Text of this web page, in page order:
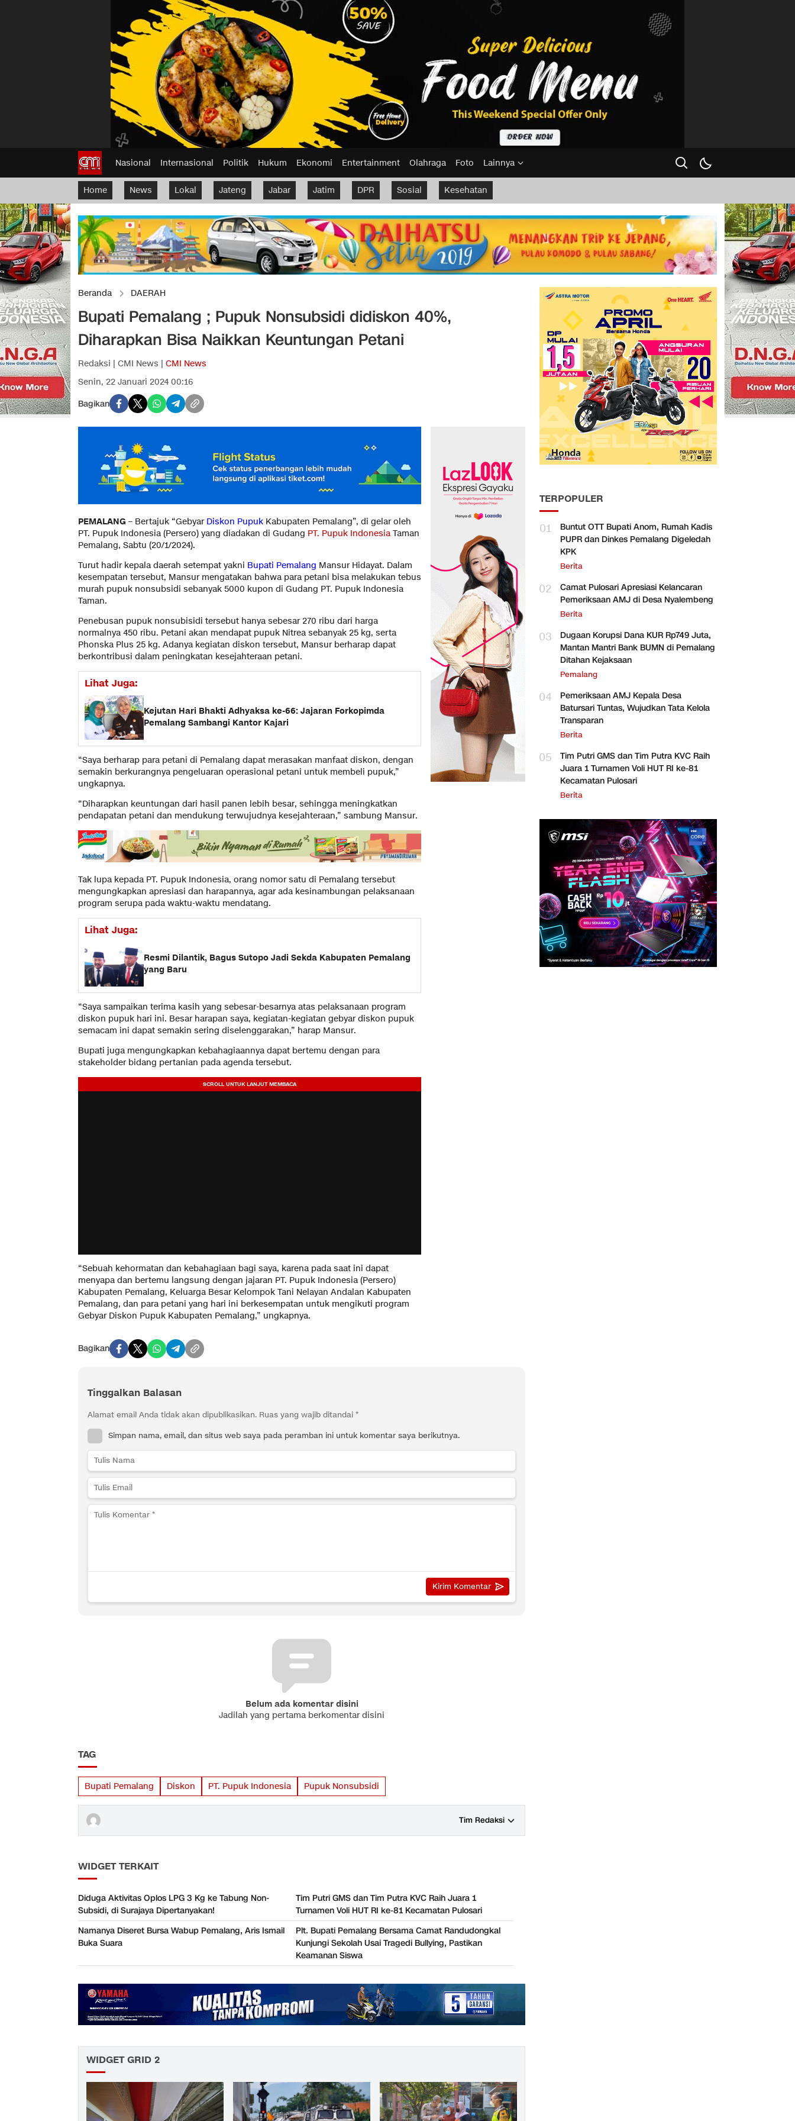
Nasional Internasional Politik Hukum Ekonomi Entertainment Olahraga Foto Lainnya
Home News Lokal Jateng Jabar Jatim DPR Sosial Kesehatan
Beranda DAERAH
Bupati Pemalang ; Pupuk Nonsubsidi didiskon 40%,
Diharapkan Bisa Naikkan Keuntungan Petani
Redaksi | CMI News | CMI News
Senin, 22 Januari 2024 00:16
Bagikan
PEMALANG – Bertajuk “Gebyar Diskon Pupuk Kabupaten Pemalang”, di gelar oleh
PT. Pupuk Indonesia (Persero) yang diadakan di Gudang PT. Pupuk Indonesia Taman
Pemalang, Sabtu (20/1/2024).
Turut hadir kepala daerah setempat yakni Bupati Pemalang Mansur Hidayat. Dalam
kesempatan tersebut, Mansur mengatakan bahwa para petani bisa melakukan tebus
murah pupuk nonsubsidi sebanyak 5000 kupon di Gudang PT. Pupuk Indonesia
Taman.
Penebusan pupuk nonsubisidi tersebut hanya sebesar 270 ribu dari harga
normalnya 450 ribu. Petani akan mendapat pupuk Nitrea sebanyak 25 kg, serta
Phonska Plus 25 kg. Adanya kegiatan diskon tersebut, Mansur berharap dapat
berkontribusi dalam peningkatan kesejahteraan petani.
Lihat Juga:
Kejutan Hari Bhakti Adhyaksa ke-66: Jajaran Forkopimda
Pemalang Sambangi Kantor Kajari
“Saya berharap para petani di Pemalang dapat merasakan manfaat diskon, dengan
semakin berkurangnya pengeluaran operasional petani untuk membeli pupuk,”
ungkapnya.
“Diharapkan keuntungan dari hasil panen lebih besar, sehingga meningkatkan
pendapatan petani dan mendukung terwujudnya kesejahteraan,” sambung Mansur.
Tak lupa kepada PT. Pupuk Indonesia, orang nomor satu di Pemalang tersebut
mengungkapkan apresiasi dan harapannya, agar ada kesinambungan pelaksanaan
program serupa pada waktu-waktu mendatang.
Lihat Juga:
Resmi Dilantik, Bagus Sutopo Jadi Sekda Kabupaten Pemalang
yang Baru
“Saya sampaikan terima kasih yang sebesar-besarnya atas pelaksanaan program
diskon pupuk hari ini. Besar harapan saya, kegiatan-kegiatan gebyar diskon pupuk
semacam ini dapat semakin sering diselenggarakan,” harap Mansur.
Bupati juga mengungkapkan kebahagiaannya dapat bertemu dengan para
stakeholder bidang pertanian pada agenda tersebut.
“Sebuah kehormatan dan kebahagiaan bagi saya, karena pada saat ini dapat
menyapa dan bertemu langsung dengan jajaran PT. Pupuk Indonesia (Persero)
Kabupaten Pemalang, Keluarga Besar Kelompok Tani Nelayan Andalan Kabupaten
Pemalang, dan para petani yang hari ini berkesempatan untuk mengikuti program
Gebyar Diskon Pupuk Kabupaten Pemalang,” ungkapnya.
Bagikan
Tinggalkan Balasan
Alamat email Anda tidak akan dipublikasikan. Ruas yang wajib ditandai *
Simpan nama, email, dan situs web saya pada peramban ini untuk komentar saya berikutnya.
Belum ada komentar disini
Jadilah yang pertama berkomentar disini
TAG
Bupati Pemalang Diskon PT. Pupuk Indonesia Pupuk Nonsubsidi
Tim Redaksi
WIDGET TERKAIT
Diduga Aktivitas Oplos LPG 3 Kg ke Tabung Non-
Subsidi, di Surajaya Dipertanyakan!
Tim Putri GMS dan Tim Putra KVC Raih Juara 1
Turnamen Voli HUT RI ke-81 Kecamatan Pulosari
Namanya Diseret Bursa Wabup Pemalang, Aris Ismail
Buka Suara
Plt. Bupati Pemalang Bersama Camat Randudongkal
Kunjungi Sekolah Usai Tragedi Bullying, Pastikan
Keamanan Siswa
WIDGET GRID 2
TERPOPULER
01
Buntut OTT Bupati Anom, Rumah Kadis
PUPR dan Dinkes Pemalang Digeledah
KPK
Berita
02
Camat Pulosari Apresiasi Kelancaran
Pemeriksaan AMJ di Desa Nyalembeng
Berita
03
Dugaan Korupsi Dana KUR Rp749 Juta,
Mantan Mantri Bank BUMN di Pemalang
Ditahan Kejaksaan
Pemalang
04
Pemeriksaan AMJ Kepala Desa
Batursari Tuntas, Wujudkan Tata Kelola
Transparan
Berita
05
Tim Putri GMS dan Tim Putra KVC Raih
Juara 1 Turnamen Voli HUT RI ke-81
Kecamatan Pulosari
Berita